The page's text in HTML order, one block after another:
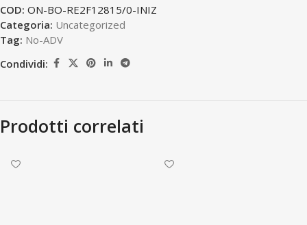
COD: ON-BO-RE2F12815/0-INIZ
Categoria: Uncategorized
Tag: No-ADV
Condividi:
Prodotti correlati